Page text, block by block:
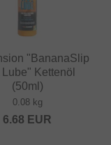
"BananaSlip
Kettenöl
(50ml)
0.08 kg
6.68 EUR